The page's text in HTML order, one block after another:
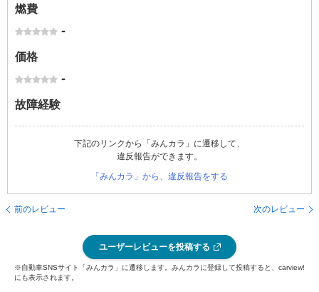
燃費
-
価格
-
故障経験
下記のリンクから「みんカラ」に遷移して、
違反報告ができます。
「みんカラ」から、違反報告をする
前のレビュー 次のレビュー
ユーザーレビューを投稿する
※自動車SNSサイト「みんカラ」に遷移します。みんカラに登録して投稿すると、carview!
にも表示されます。